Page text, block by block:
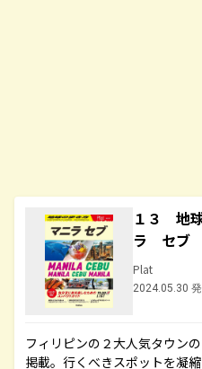
１３ 地
ラ セブ
Plat
2024.05.30
フィリピンの２大人気タウン
掲載。行くべきスポットを凝